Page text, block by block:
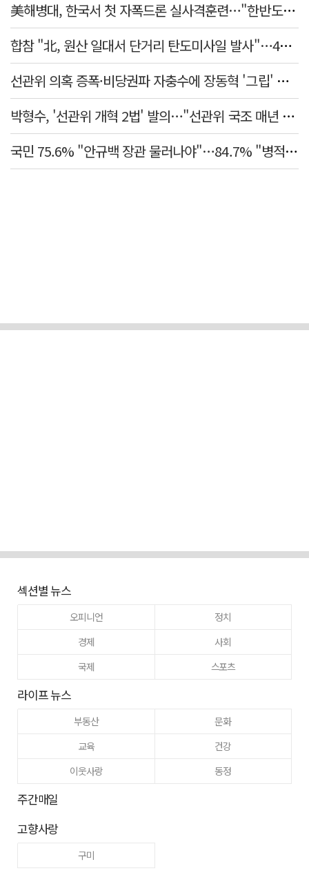
美해병대, 한국서 첫 자폭드론 실사격훈련…"한반도 지형 학습"
합참 "北, 원산 일대서 단거리 탄도미사일 발사"…42일 만
선관위 의혹 증폭·비당권파 자충수에 장동혁 '그립' 더 강해졌다
박형수, '선관위 개혁 2법' 발의…"선관위 국조 매년 실시"
국민 75.6% "안규백 장관 물러나야"…84.7% "병적기록부 공개해야"
섹션별 뉴스
오피니언
정치
경제
사회
국제
스포츠
라이프 뉴스
부동산
문화
교육
건강
이웃사랑
동정
주간매일
고향사랑
구미